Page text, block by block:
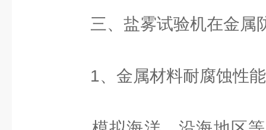
三、盐雾试验机在金属
1、金属材料耐腐蚀性